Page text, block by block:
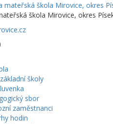
škola Mirovice, okres
školy
sbor
zaměstnanci
hodin